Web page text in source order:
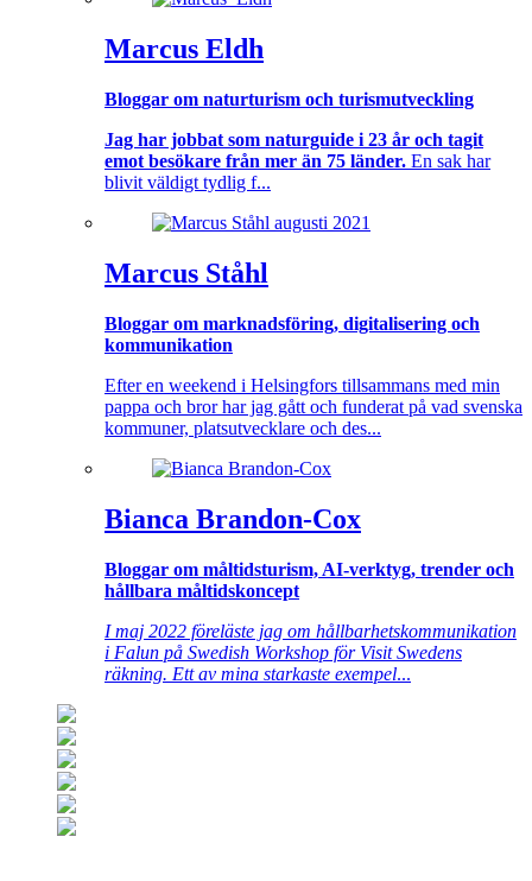
Marcus Eldh
Bloggar om naturturism och turismutveckling
Jag har jobbat som naturguide i 23 år och tagit
emot besökare från mer än 75 länder. En sak har
blivit väldigt tydlig f...
Marcus Ståhl
Bloggar om marknadsföring, digitalisering och
kommunikation
Efter en weekend i Helsingfors tillsammans med min
pappa och bror har jag gått och funderat på vad svenska
kommuner, platsutvecklare och des...
Bianca Brandon-Cox
Bloggar om måltidsturism, AI-verktyg, trender och
hållbara måltidskoncept
I maj 2022 föreläste jag om hållbarhetskommunikation
i Falun på Swedish Workshop för Visit Swedens
räkning. Ett av mina starkaste exempel...